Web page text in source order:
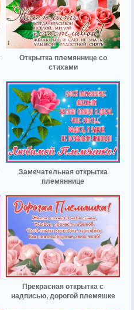
Открытка племяннице со
стихами
Замечательная открытка
племяннице
Прекрасная открытка с
надписью, дорогой племяшке